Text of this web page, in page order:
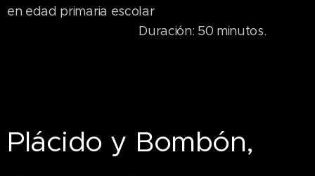
en edad primaria escolar
Duración: 50 minutos.
Plácido y Bombón,